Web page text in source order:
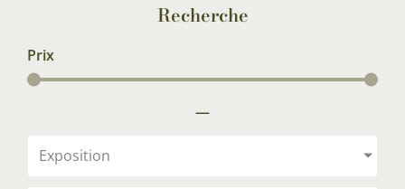
Recherche
Prix
—
Exposition